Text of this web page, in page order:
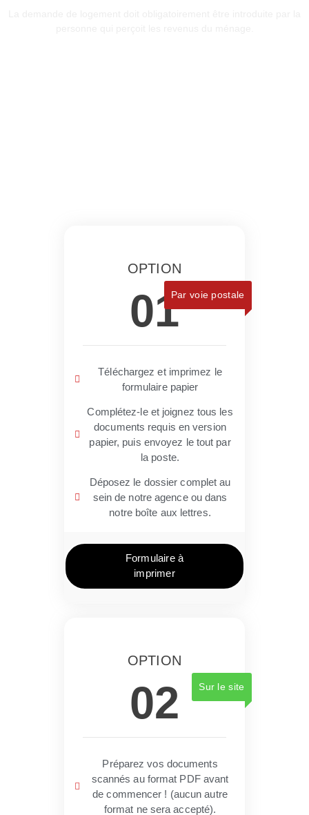
OPTION
01
Téléchargez et imprimez le
formulaire papier
Complétez-le et joignez tous les
documents requis en version
papier, puis envoyez le tout par
la poste.
Déposez le dossier complet au
sein de notre agence ou dans
notre boîte aux lettres.
Formulaire à
imprimer
Par voie postale
OPTION
02
Préparez vos documents
scannés au format PDF avant
de commencer ! (aucun autre
format ne sera accepté).
Sur le site